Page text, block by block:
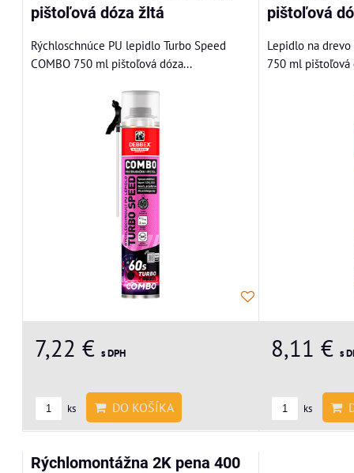
pištoľová dóza žltá
Rýchloschnúce PU lepidlo Turbo Speed ​​
COMBO 750 ml pištoľová dóza...
7,22 € s DPH
ks DO KOŠÍKA
pištoľová
Lepidlo na drevo
750 ml pištoľová
8,11 € s
ks
Rýchlomontážna 2K pena 400